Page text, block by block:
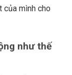
của mình cho
như thế